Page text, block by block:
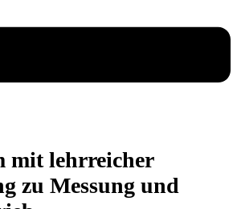
mit lehrreicher
zu Messung und